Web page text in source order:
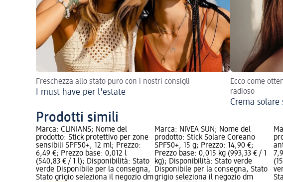
Freschezza allo stato puro con i nostri consigli
I must-have per l'estate
Ecco come
radioso
Crema
Prodotti simili
Marca: CLINIANS; Nome del
prodotto: Stick protettivo per zone
sensibili SPF50+, 12 ml; Prezzo:
6,49 €; Prezzo base: 0,012 l
(540,83 € / 1 l); Disponibilità: Stato
verde Disponibile per la consegna,
Stato grigio seleziona il negozio dm
Marca: NIVEA SUN; Nome del
prodotto: Stick Solare Coreano
SPF50+, 15 g; Prezzo: 14,90 €;
Prezzo base: 0,015 kg (993,33 € / 1
kg); Disponibilità: Stato verde
Disponibile per la consegna, Stato
grigio seleziona il negozio dm